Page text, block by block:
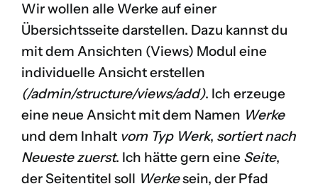
Wir wollen alle Werke auf einer
Übersichtsseite darstellen. Dazu kannst du
mit dem Ansichten (Views) Modul eine
individuelle Ansicht erstellen
(/admin/structure/views/add). Ich erzeuge
eine neue Ansicht mit dem Namen Werke
und dem Inhalt vom Typ Werk, sortiert nach
Neueste zuerst. Ich hätte gern eine Seite,
der Seitentitel soll Werkesein, der Pfad